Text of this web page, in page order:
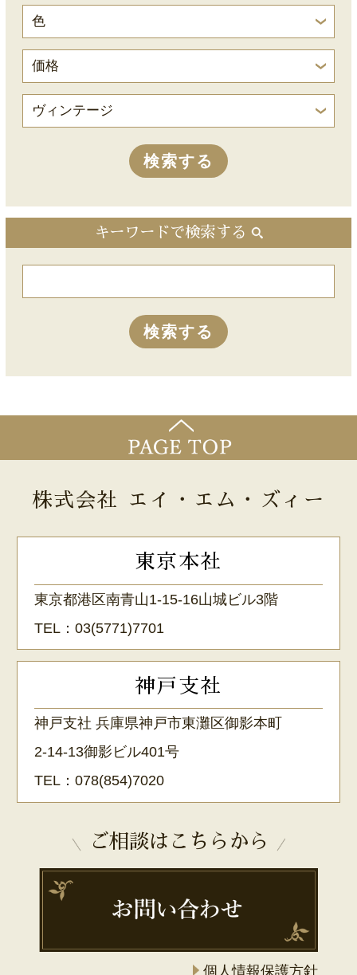
キーワードで検索する
株式会社 エイ・エム・ズィー
東京本社
東京都港区南青山1-15-16山城ビル3階
TEL：03(5771)7701
神戸支社
神戸支社 兵庫県神戸市東灘区御影本町
2-14-13御影ビル401号
TEL：078(854)7020
ご相談はこちらから
個人情報保護方針